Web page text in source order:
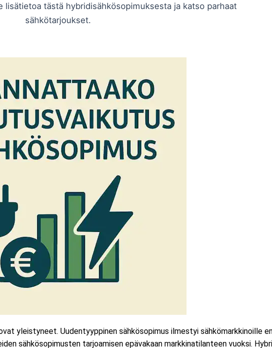
lisätietoa tästä hybridisähkösopimuksesta ja katso parhaat
sähkötarjoukset.
yleistyneet. Uudentyyppinen sähkösopimus ilmestyi sähkömarkkinoille
sähkösopimusten tarjoamisen epävakaan markkinatilanteen vuoksi.